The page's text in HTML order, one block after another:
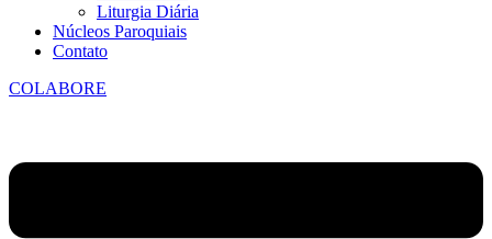
Liturgia Diária
Núcleos Paroquiais
Contato
COLABORE